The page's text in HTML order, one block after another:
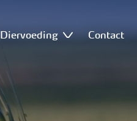
Diervoeding Contact